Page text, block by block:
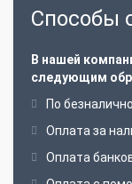
Способы
В нашей
следующим
По
Оплата за
Оплата